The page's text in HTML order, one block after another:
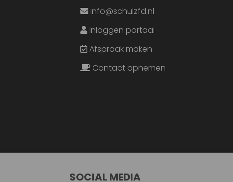
info@schulzfd.nl
Inloggen portaal
Afspraak maken
Contact opnemen
SOCIAL MEDIA